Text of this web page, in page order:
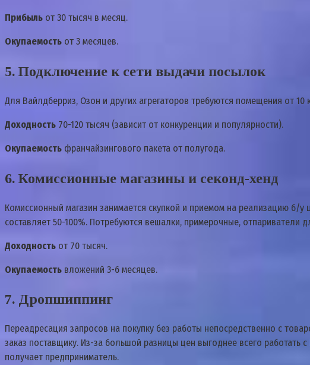
Прибыль от 30 тысяч в месяц.
Окупаемость от 3 месяцев.
5. Подключение к сети выдачи посылок
Для Вайлдберриз, Озон и других агрегаторов требуются помещения от
Доходность 70-120 тысяч (зависит от конкуренции и популярности).
Окупаемость франчайзингового пакета от полугода.
6. Комиссионные магазины и секонд-хенд
Комиссионный магазин занимается скупкой и приемом на реализацию б/
составляет 50-100%. Потребуются вешалки, примерочные,
Доходность от 70 тысяч.
Окупаемость вложений 3-6 месяцев.
7. Дропшиппинг
Переадресация запросов на покупку без работы непосредственно с
заказ поставщику. Из-за большой разницы цен выгоднее всего работать
получает предприниматель.